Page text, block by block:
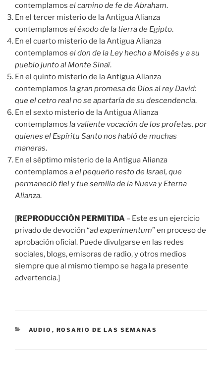
contemplamos el camino de fe de Abraham.
En el tercer misterio de la Antigua Alianza
contemplamos el éxodo de la tierra de Egipto.
En el cuarto misterio de la Antigua Alianza
contemplamos el don de la Ley hecho a Moisés y a su
pueblo junto al Monte Sinaí.
En el quinto misterio de la Antigua Alianza
contemplamos la gran promesa de Dios al rey David:
que el cetro real no se apartaría de su descendencia.
En el sexto misterio de la Antigua Alianza
contemplamos la valiente vocación de los profetas, por
quienes el Espíritu Santo nos habló de muchas
maneras.
En el séptimo misterio de la Antigua Alianza
contemplamos ael pequeño resto de Israel, que
permaneció fiel y fue semilla de la Nueva y Eterna
Alianza.
[REPRODUCCIÓN PERMITIDA – Este es un ejercicio
privado de devoción “ad experimentum” en proceso de
aprobación oficial. Puede divulgarse en las redes
sociales, blogs, emisoras de radio, y otros medios
siempre que al mismo tiempo se haga la presente
advertencia.]
CATEGORÍAS
AUDIO , ROSARIO DE LAS SEMANAS